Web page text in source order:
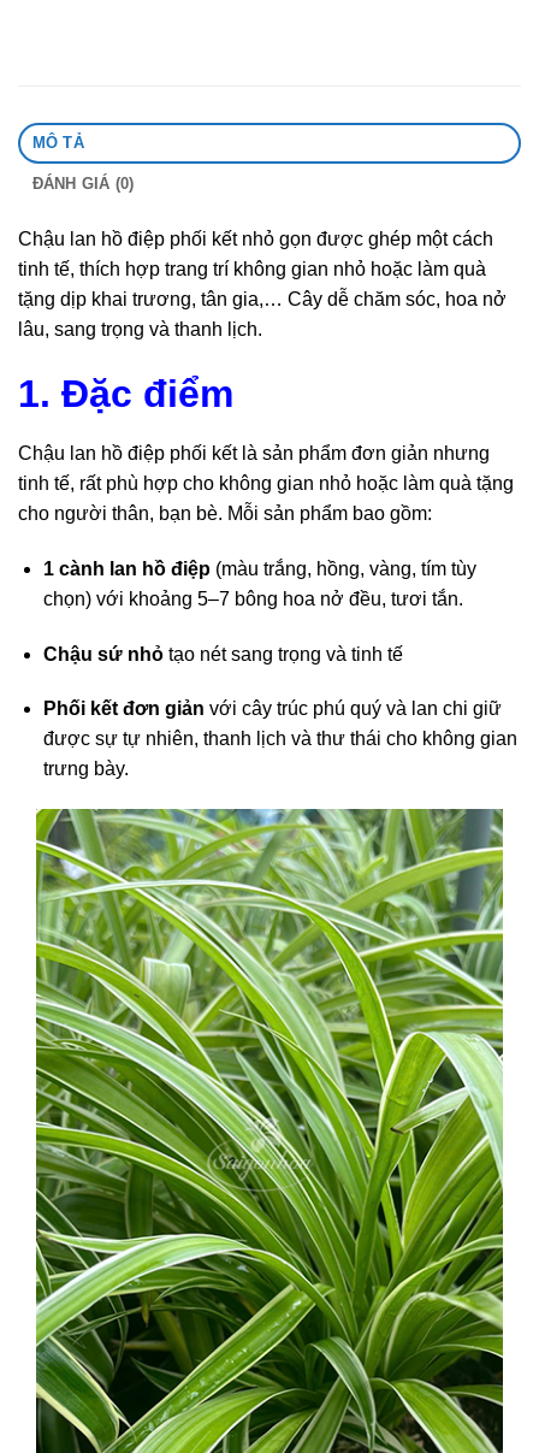
MÔ TẢ
ĐÁNH GIÁ (0)
Chậu lan hồ điệp phối kết nhỏ gọn được ghép một cách
tinh tế, thích hợp trang trí không gian nhỏ hoặc làm quà
tặng dịp khai trương, tân gia,… Cây dễ chăm sóc, hoa nở
lâu, sang trọng và thanh lịch.
1. Đặc điểm
Chậu lan hồ điệp phối kết là sản phẩm đơn giản nhưng
tinh tế, rất phù hợp cho không gian nhỏ hoặc làm quà tặng
cho người thân, bạn bè. Mỗi sản phẩm bao gồm:
1 cành lan hồ điệp(màu trắng, hồng, vàng, tím tùy
chọn) với khoảng 5–7 bông hoa nở đều, tươi tắn.
Chậu sứ nhỏtạo nét sang trọng và tinh tế
Phối kết đơn giản với cây trúc phú quý và lan chi giữ
được sự tự nhiên, thanh lịch và thư thái cho không gian
trưng bày.